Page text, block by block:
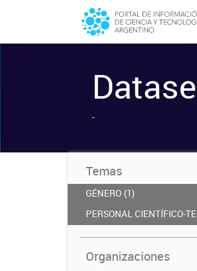
-
Temas
GÉNERO (1)
PERSONAL CIENTÍFICO-
Organizaciones